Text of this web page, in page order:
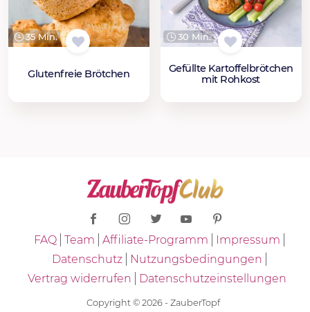
35 Min.
Glutenfreie Brötchen
30 Min.
Gefüllte Kartoffelbrötchen
mit Rohkost
FAQ Team Affiliate-Programm
Impressum
Datenschutz
Nutzungsbedingungen
Vertrag widerrufen
Datenschutzeinstellungen
Copyright © 2026 - ZauberTopf